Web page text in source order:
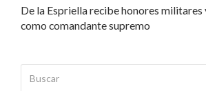
De la Espriella recibe honores
como comandante supremo